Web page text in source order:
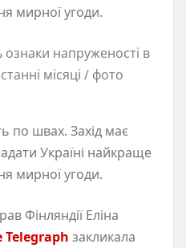
мирної угоди.
ознаки напруженості в
місяці / фото
по швах. Захід має
Україні найкраще
мирної угоди.
Фінляндії Еліна
Telegraph закликала